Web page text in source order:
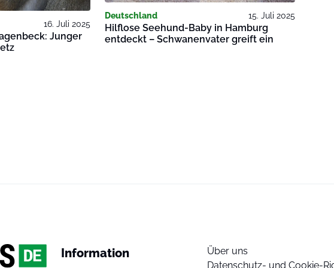
16. Juli 2025
Junger
Deutschland 15. Juli 2025
Hilflose Seehund-Baby in Hamburg
entdeckt – Schwanenvater greift ein
Information
Über uns
Datenschutz- und Cookie-